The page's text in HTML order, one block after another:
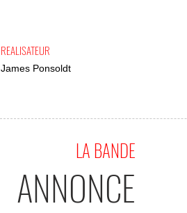
REALISATEUR
James Ponsoldt
ANNONCE
LA BANDE